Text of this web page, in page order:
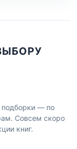
подборки — по
Совсем скоро
книг.